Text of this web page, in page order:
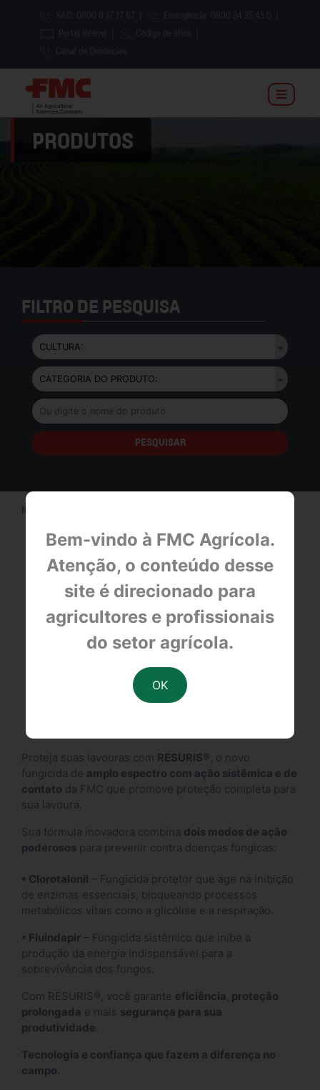
Bem-vindo à FMC Agrícola.
Atenção, o conteúdo desse
site é direcionado para
agricultores e profissionais
do setor agrícola.
PRODUTOS
FILTRO DE PESQUISA
INÍCIO>
BULA
FICHA DE EMERGÊNCIA
DESCRIÇÃO
Proteja suas lavouras com RESURIS® , o novo
fungicida de amplo espectro com ação sistêmica e de
contato da FMC que promove proteção completa para
sua lavoura.
Sua fórmula inovadora combina dois modos de ação
poderosos para prevenir contra doenças fúngicas:
• Clorotalonil – Fungicida protetor que age na inibição
de enzimas essenciais, bloqueando processos
metabólicos vitais como a glicólise e a respiração.
• Fluindapir – Fungicida sistêmico que inibe a
produção da energia indispensável para a
sobrevivência dos fungos.
Com RESURIS®, você garante eficiência proteção
prolongada e mais segurança para sua
produtividade
Tecnologia e confiança que fazem a diferença no
campo.